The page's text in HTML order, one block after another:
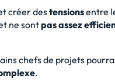
créer destensionsentre
ne sontpas assez
chefs de projets
.